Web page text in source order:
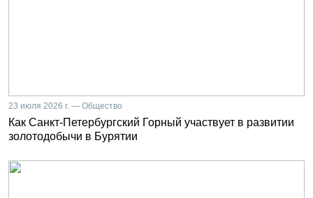
23 июля 2026 г. — Общество
Как Санкт-Петербургский Горный участвует в развитии
золотодобычи в Бурятии